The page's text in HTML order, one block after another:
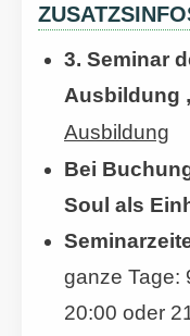
3. Seminar
Ausbildung
Ausbildung
Bei
Soul als
ganze Tage:
20:00 oder